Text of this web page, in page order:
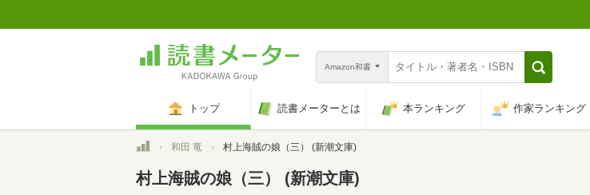
Amazon和書
トップ 読書メーターとは 本ランキング 作家ランキング
トップ和田 竜 村上海賊の娘（三） (新潮文庫)
村上海賊の娘（三） (新潮文庫)